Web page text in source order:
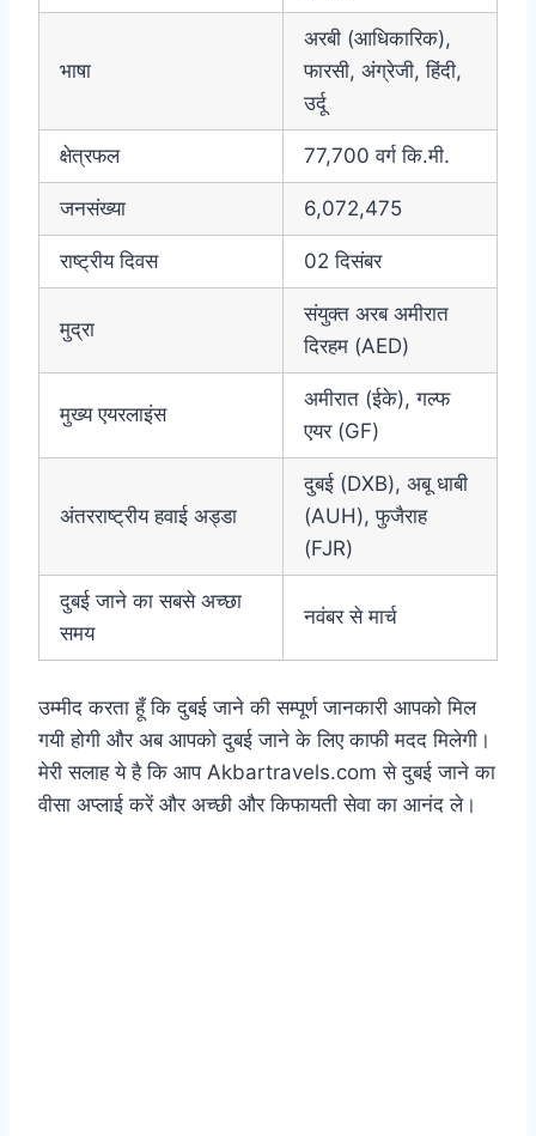
भाषा
अरबी (आधिकारिक),
फारसी, अंग्रेजी, हिंदी,
उर्दू
क्षेत्रफल 77,700 वर्ग कि.मी.
जनसंख्या 6,072,475
राष्ट्रीय दिवस 02 दिसंबर
मुद्रा
संयुक्त अरब अमीरात
दिरहम (AED)
मुख्य एयरलाइंस
अमीरात (ईके), गल्फ
एयर (GF)
अंतरराष्ट्रीय हवाई अड्डा
दुबई (DXB), अबू धाबी
(AUH), फुजैराह
(FJR)
दुबई जाने का सबसे अच्छा
समय
नवंबर से मार्च
उम्मीद करता हूँ कि दुबई जाने की सम्पूर्ण जानकारी आपको मिल
गयी होगी और अब आपको दुबई जाने के लिए काफी मदद मिलेगी।
मेरी सलाह ये है कि आप Akbartravels.com से दुबई जाने का
वीसा अप्लाई करें और अच्छी और किफायती सेवा का आनंद ले।